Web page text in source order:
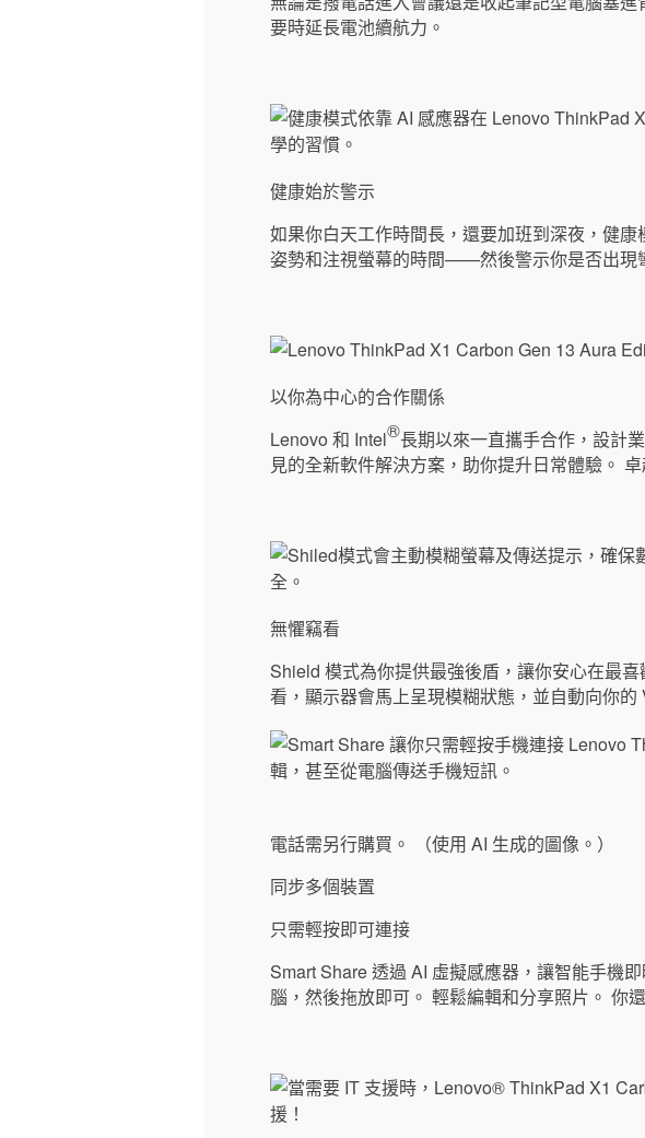
要時延長電池續航力。
健康始於警示
如果你白天工作時間長，還要加班到深夜，健
姿勢和注視螢幕的時間——然後警示你是否出現
以你為中心的合作關係
Lenovo 和 Intel®長期以來一直攜手合作，設計
見的全新軟件解決方案，助你提升日常體驗。
無懼竊看
Shield 模式為你提供最強後盾，讓你安心在最
看，顯示器會馬上呈現模糊狀態，並自動向你的
電話需另行購買。 （使用 AI 生成的圖像。）
同步多個裝置
只需輕按即可連接
Smart Share 透過 AI 虛擬感應器，讓智能手機
腦，然後拖放即可。 輕鬆編輯和分享照片。 你